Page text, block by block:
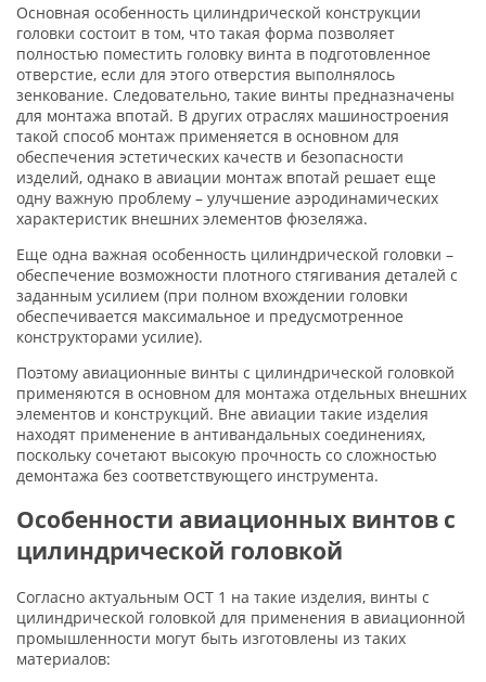
Основная особенность цилиндрической конструкции
головки состоит в том, что такая форма позволяет
полностью поместить головку винта в подготовленное
отверстие, если для этого отверстия выполнялось
зенкование. Следовательно, такие винты предназначены
для монтажа впотай. В других отраслях машиностроения
такой способ монтаж применяется в основном для
обеспечения эстетических качеств и безопасности
изделий, однако в авиации монтаж впотай решает еще
одну важную проблему – улучшение аэродинамических
характеристик внешних элементов фюзеляжа.
Еще одна важная особенность цилиндрической головки –
обеспечение возможности плотного стягивания деталей с
заданным усилием (при полном вхождении головки
обеспечивается максимальное и предусмотренное
конструкторами усилие).
Поэтому авиационные винты с цилиндрической головкой
применяются в основном для монтажа отдельных внешних
элементов и конструкций. Вне авиации такие изделия
находят применение в антивандальных соединениях,
поскольку сочетают высокую прочность со сложностью
демонтажа без соответствующего инструмента.
Особенности авиационных винтов с
цилиндрической головкой
Согласно актуальным ОСТ 1 на такие изделия, винты с
цилиндрической головкой для применения в авиационной
промышленности могут быть изготовлены из таких
материалов: